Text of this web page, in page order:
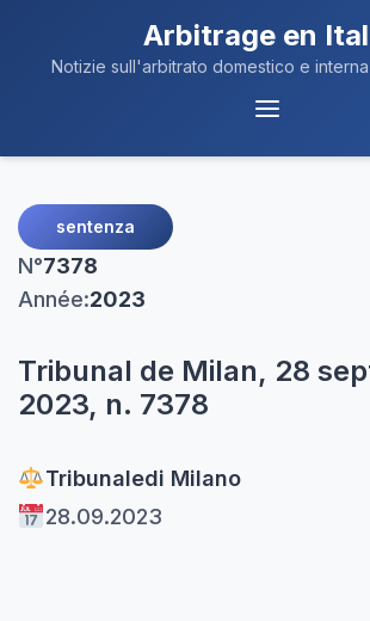
Arbitrage en
Notizie sull'arbitrato domestico e
Navigation
sentenza
N°7378
Année:2023
Tribunal de Milan, 28
2023, n. 7378
Tribunaledi Milano
28.09.2023